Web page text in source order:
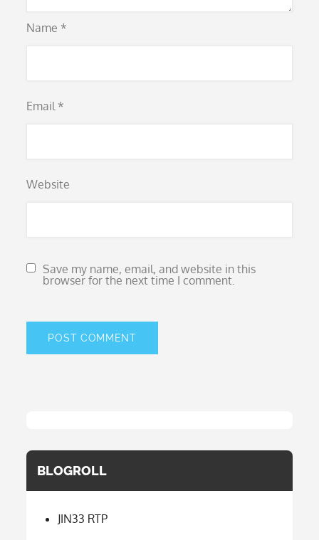
Name *
Email *
Website
Save my name, email, and website in this
browser for the next time I comment.
BLOGROLL
JIN33 RTP